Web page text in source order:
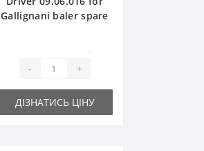
Gallignani baler spare
- +
ДІЗНАТИСЬ ЦІНУ